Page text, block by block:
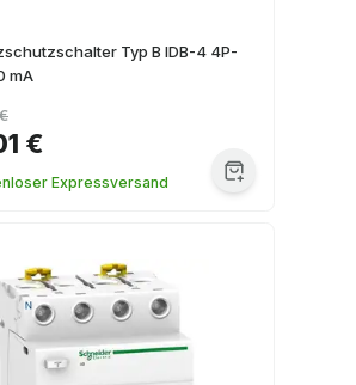
Typ B IDB-4 4P-
mA
€
Expressversand